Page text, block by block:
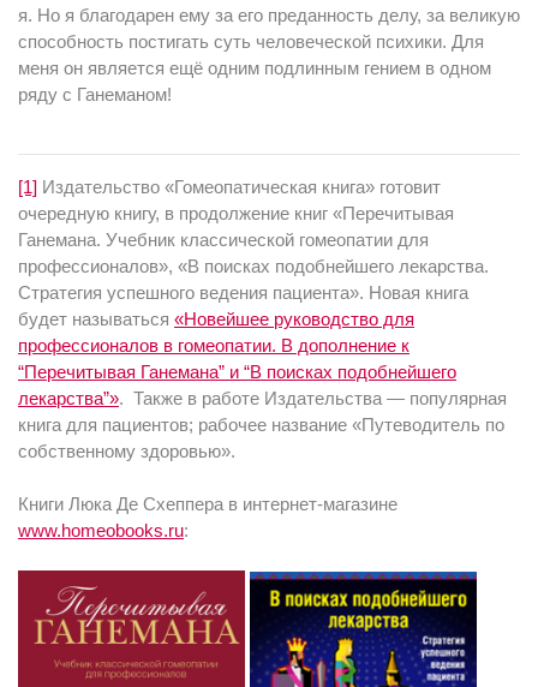
я. Но я благодарен ему за его преданность делу, за великую
способность постигать суть человеческой психики. Для
меня он является ещё одним подлинным гением в одном
ряду с Ганеманом!
[1] Издательство «Гомеопатическая книга» готовит
очередную книгу, в продолжение книг «Перечитывая
Ганемана. Учебник классической гомеопатии для
профессионалов», «В поисках подобнейшего лекарства.
Стратегия успешного ведения пациента». Новая книга
будет называться «Новейшее руководство для
профессионалов в гомеопатии. В дополнение к
“Перечитывая Ганемана” и “В поисках подобнейшего
лекарства”». Также в работе Издательства — популярная
книга для пациентов; рабочее название «Путеводитель по
собственному здоровью».
Книги Люка Де Схеппера в интернет-магазине
www.homeobooks.ru: